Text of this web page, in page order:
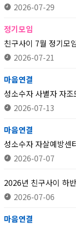
2026-07-29
정기모임
친구사이 7월 정기모
2026-07-21
마음연결
성소수자 사별자 자
2026-07-13
마음연결
성소수자 자살예방센
2026-07-07
2026년 친구사이 하
2026-07-06
마음연결